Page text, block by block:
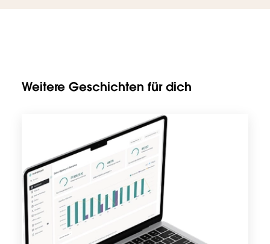
Weitere Geschichten für dich